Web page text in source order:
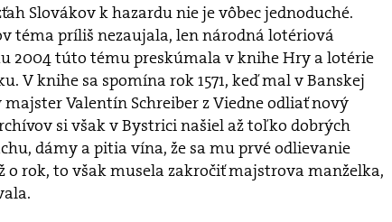
Slovákov k hazardu nie je vôbec jednoduché.
téma príliš nezaujala, len národná lotériová
2004 túto tému preskúmala v knihe Hry a lotérie
V knihe sa spomína rok 1571, keď mal v Banskej
Valentín Schreiber z Viedne odliať nový
si však v Bystrici našiel až toľko dobrých
dámy a pitia vína, že sa mu prvé odlievanie
o rok, to však musela zakročiť majstrova manželka,